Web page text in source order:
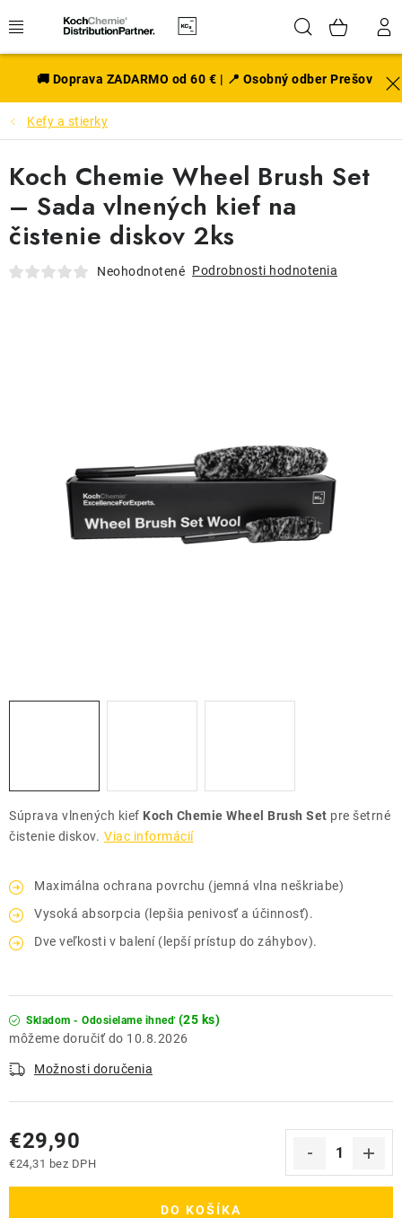
na
Hľadať
EXTERIÉR
DISKY A PNEU
INTERIÉR
PRÍSLUŠENSTVO
VÔNE DO AUTA
ČISTENIE A ÚDRŽBA LODÍ
🚚 Doprava ZADARMO od 60 € | 📍 Osobný odber Prešov
Kefy a stierky
Súprava vlnených kief Koch Chemie Wheel Brush Set pre šetrné
čistenie diskov. Viac informácií
Maximálna ochrana povrchu (jemná vlna neškriabe)
Vysoká absorpcia (lepšia penivosť a účinnosť).
Dve veľkosti v balení (lepší prístup do záhybov).
Skladom - Odosielame ihneď (25 ks)
10.8.2026
Možnosti doručenia
€29,90
€24,31 bez DPH
DO KOŠÍKA
Koch Chemie Wheel Brush Set
– Sada vlnených kief na
čistenie diskov 2ks
Neohodnotené Podrobnosti hodnotenia